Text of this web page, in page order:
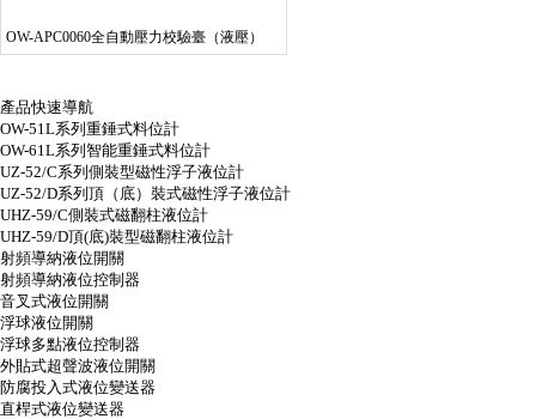
OW-APC0060全自動壓力校驗臺（液壓）
產品快速導航
OW-51L系列重錘式料位計
OW-61L系列智能重錘式料位計
UZ-52/C系列側裝型磁性浮子液位計
UZ-52/D系列頂（底）裝式磁性浮子液位計
UHZ-59/C側裝式磁翻柱液位計
UHZ-59/D頂(底)裝型磁翻柱液位計
射頻導納液位開關
射頻導納液位控制器
音叉式液位開關
浮球液位開關
浮球多點液位控制器
外貼式超聲波液位開關
防腐投入式液位變送器
直桿式液位變送器